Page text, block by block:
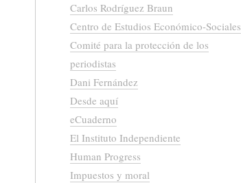
Carlos Rodríguez Braun
Centro de Estudios Económico-Sociales
Comité para la protección de los
periodistas
Dani Fernández
Desde aquí
eCuaderno
El Instituto Independiente
Human Progress
Impuestos y moral